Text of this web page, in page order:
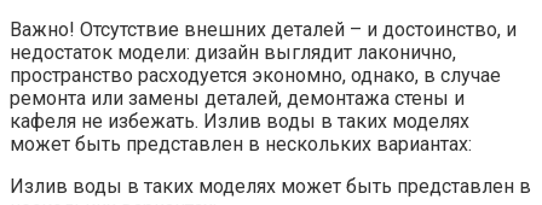
Важно! Отсутствие внешних деталей – и достоинство, и
недостаток модели: дизайн выглядит лаконично,
пространство расходуется экономно, однако, в случае
ремонта или замены деталей, демонтажа стены и
кафеля не избежать. Излив воды в таких моделях
может быть представлен в нескольких вариантах:
Излив воды в таких моделях может быть представлен в